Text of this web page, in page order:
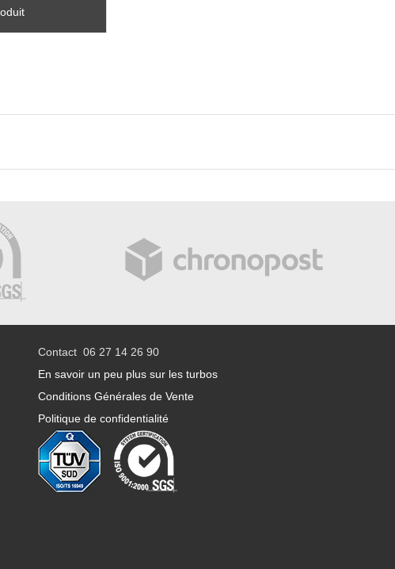
Contact 06 27 14 26 90
En savoir un peu plus sur les turbos
Conditions Générales de Vente
Politique de confidentialité